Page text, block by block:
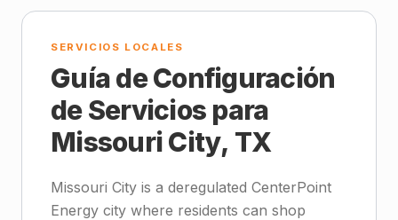
SERVICIOS LOCALES
Guía de Configuración
de Servicios para
Missouri City, TX
Missouri City is a deregulated CenterPoint
Energy city where residents can shop